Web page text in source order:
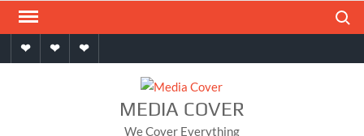
Skip
contentHomeAboutContact
MEDIA COVER
We Cover Everything